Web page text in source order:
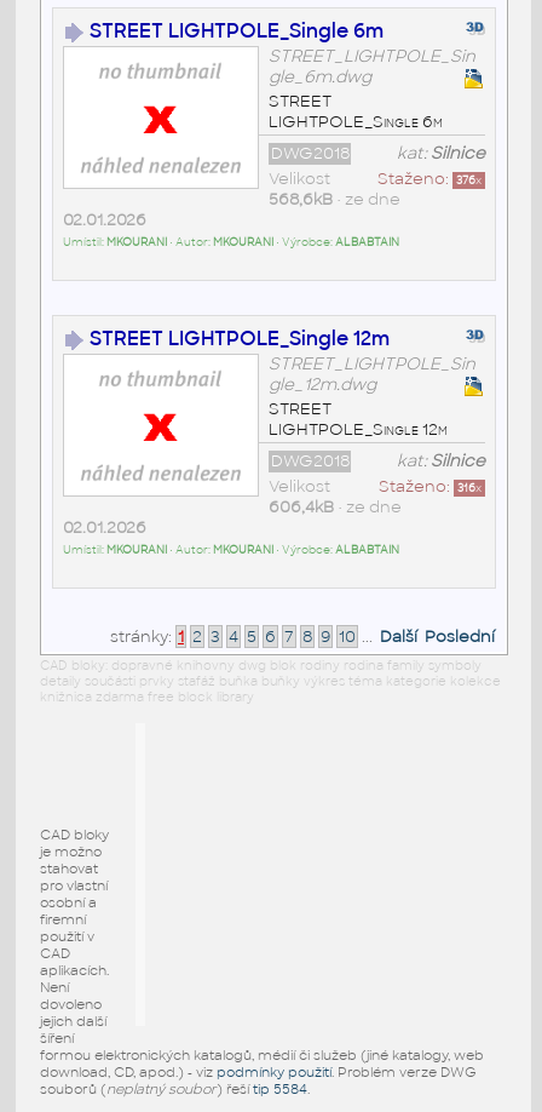
STREET LIGHTPOLE_Single 6m
STREET_LIGHTPOLE_Sin
gle_6m.dwg
STREET
LIGHTPOLE_Single 6m
kat:Silnice
DWG2018
Staženo: 376x
Velikost
568,6kB• ze dne
02.01.2026
Umístil: MKOURANI• Autor: MKOURANI• Výrobce:ALBABTAIN
STREET LIGHTPOLE_Single 12m
STREET_LIGHTPOLE_Sin
gle_12m.dwg
STREET
LIGHTPOLE_Single 12m
kat:Silnice
DWG2018
Staženo: 316x
Velikost
606,4kB• ze dne
02.01.2026
Umístil: MKOURANI• Autor: MKOURANI• Výrobce:ALBABTAIN
stránky: 1 2 3 4 5 6 7 8 9 10 ... Další Poslední
CAD bloky: dopravné knihovny dwg blok rodiny rodina family symboly
detaily součásti prvky stafáž buňka buňky výkres téma kategorie kolekce
knižnica zdarma free block library
CAD bloky
je možno
stahovat
pro vlastní
osobní a
firemní
použití v
CAD
aplikacích.
Není
dovoleno
jejich další
šíření
formou elektronických katalogů, médií či služeb (jiné katalogy, web
download, CD, apod.) - viz podmínky použití. Problém verze DWG
souborů (neplatný soubor) řešítip 5584.